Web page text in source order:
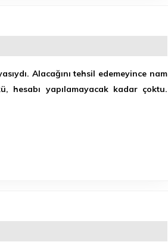
Alacağını tehsil edemeyince nam
yapılamayacak kadar çoktu.